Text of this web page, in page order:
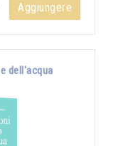
Aggiungere
dell'acqua